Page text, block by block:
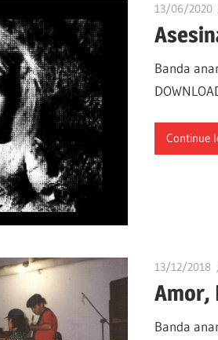
13/06/2020
Banda
Continue
13/12/2018
Amor,
Banda